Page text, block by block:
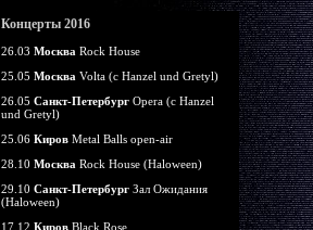
Концерты 2016
26.03 Москва Rock House
25.05 Москва Volta (c Hanzel und Gretyl)
26.05 Санкт-Петербург Opera (c Hanzel
und Gretyl)
25.06 Киров Metal Balls open-air
28.10 Москва Rock House (Haloween)
29.10 Санкт-Петербург Зал Ожидания
(Haloween)
17.12 Киров Black Rose